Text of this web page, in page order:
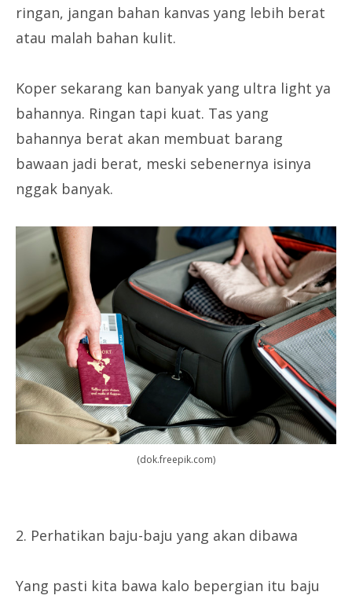
ringan, jangan bahan kanvas yang lebih berat
atau malah bahan kulit.
Koper sekarang kan banyak yang ultra light ya
bahannya. Ringan tapi kuat. Tas yang
bahannya berat akan membuat barang
bawaan jadi berat, meski sebenernya isinya
nggak banyak.
(dok.freepik.com)
2. Perhatikan baju-baju yang akan dibawa
Yang pasti kita bawa kalo bepergian itu baju